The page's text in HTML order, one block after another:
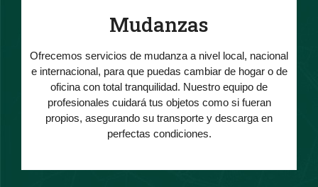
Mudanzas
Ofrecemos servicios de mudanza a nivel local, nacional
e internacional, para que puedas cambiar de hogar o de
oficina con total tranquilidad. Nuestro equipo de
profesionales cuidará tus objetos como si fueran
propios, asegurando su transporte y descarga en
perfectas condiciones.